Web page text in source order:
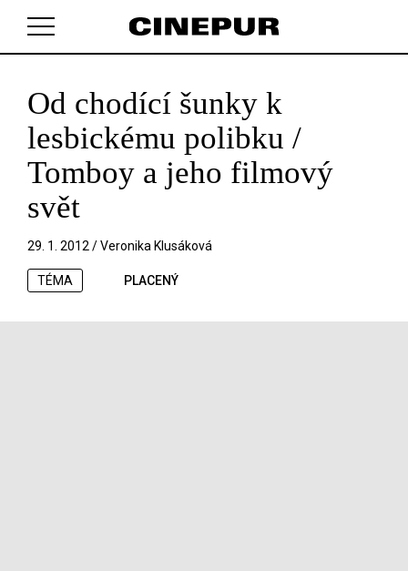
V košíku zatím nemáte žádné položky.
Od chodící šunky k
lesbickému polibku /
Tomboy a jeho filmový
svět
29. 1. 2012 /Veronika Klusáková
TÉMA PLACENÝ